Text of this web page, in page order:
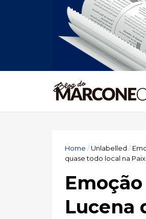
Home /Unlabelled /
quase todo local na
Lucena